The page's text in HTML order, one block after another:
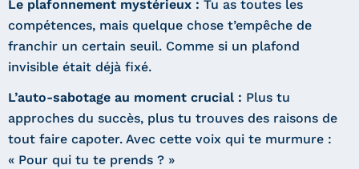
Le plafonnement mystérieux : Tu as toutes les
compétences, mais quelque chose t’empêche de
franchir un certain seuil. Comme si un plafond
invisible était déjà fixé.
L’auto-sabotage au moment crucial : Plus tu
approches du succès, plus tu trouves des raisons de
tout faire capoter. Avec cette voix qui te murmure :
« Pour qui tu te prends ? »